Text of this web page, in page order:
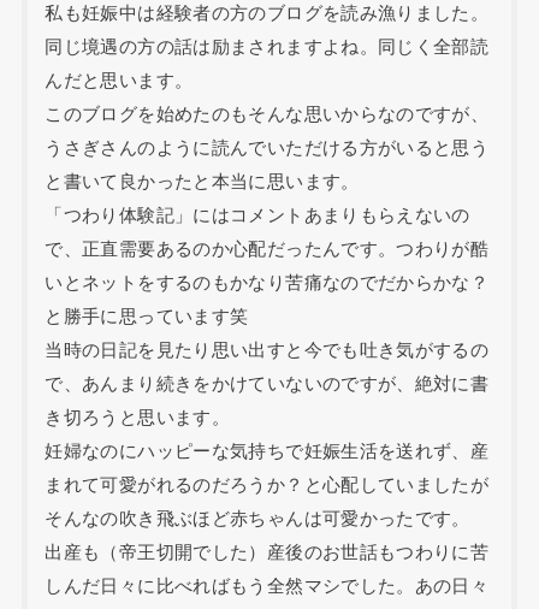
私も妊娠中は経験者の方のブログを読み漁りました。
同じ境遇の方の話は励まされますよね。同じく全部読
んだと思います。
このブログを始めたのもそんな思いからなのですが、
うさぎさんのように読んでいただける方がいると思う
と書いて良かったと本当に思います。
「つわり体験記」にはコメントあまりもらえないの
で、正直需要あるのか心配だったんです。つわりが酷
いとネットをするのもかなり苦痛なのでだからかな？
と勝手に思っています笑
当時の日記を見たり思い出すと今でも吐き気がするの
で、あんまり続きをかけていないのですが、絶対に書
き切ろうと思います。
妊婦なのにハッピーな気持ちで妊娠生活を送れず、産
まれて可愛がれるのだろうか？と心配していましたが
そんなの吹き飛ぶほど赤ちゃんは可愛かったです。
出産も（帝王切開でした）産後のお世話もつわりに苦
しんだ日々に比べればもう全然マシでした。あの日々